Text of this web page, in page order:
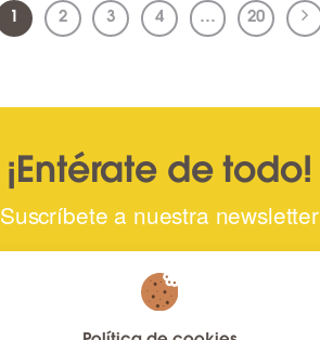
1 2 3 4 … 20
¡Entérate de todo!
Suscríbete a nuestra newsletter